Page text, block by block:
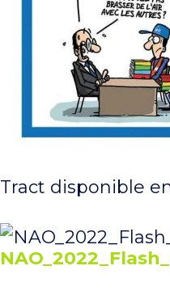
Tract disponible